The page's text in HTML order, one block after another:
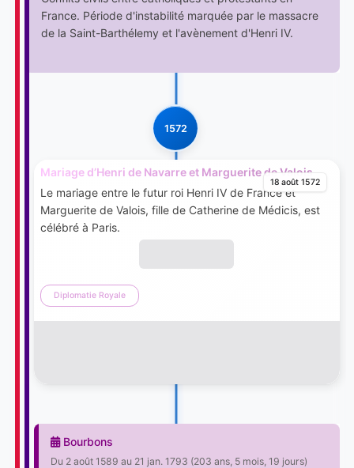
France. Période d'instabilité marquée par le massacre
de la Saint-Barthélemy et l'avènement d'Henri IV.
1572
18 août 1572
Mariage d’Henri de Navarre et Marguerite de Valois
Le mariage entre le futur roi Henri IV de France et
Marguerite de Valois, fille de Catherine de Médicis, est
célébré à Paris.
Diplomatie Royale
Bourbons
Du 2 août 1589 au 21 jan. 1793 (203 ans, 5 mois, 19 jours)